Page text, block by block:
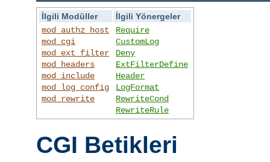
İlgili Modüller
İlgili Yönergeler
mod_authz_host
mod_cgi
mod_ext_filter
mod_headers
mod_include
mod_log_config
mod_rewrite
Require
CustomLog
Deny
ExtFilterDefine
Header
LogFormat
RewriteCond
RewriteRule
CGI Betikleri